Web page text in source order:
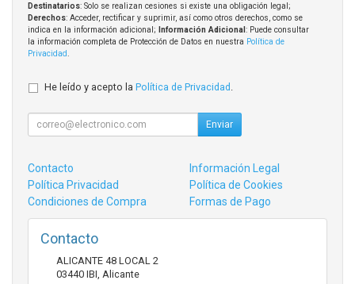
Destinatarios: Solo se realizan cesiones si existe una obligación legal;
Derechos: Acceder, rectificar y suprimir, así como otros derechos, como se
indica en la información adicional;
Información Adicional : Puede consultar
la información completa de Protección de Datos en nuestra Política de
Privacidad
He leído y acepto la Política de Privacidad
Enviar
Contacto
Información Legal
Política Privacidad
Política de Cookies
Condiciones de Compra
Formas de Pago
Contacto
ALICANTE 48 LOCAL 2
03440 IBI Alicante